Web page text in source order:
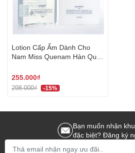
Lotion Cấp Ẩm Dành Cho
Nam Miss Quenam Hàn Quốc
세트
255.000₫
298.000₫ -15%
Bạn muốn nhận
đặc biệt? Đăng ký